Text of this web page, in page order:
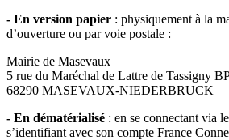
- En version papier : physiquement à la
d’ouverture ou par voie postale :
Mairie de Masevaux
5 rue du Maréchal de Lattre de Tassigny
68290 MASEVAUX-NIEDERBRUCK
- En dématérialisé : en se connectant via le
s’identifiant avec son compte France